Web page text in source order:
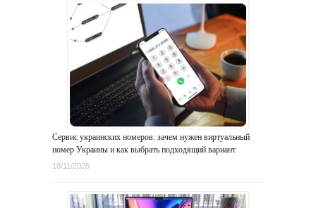
Сервис украинских номеров: зачем нужен виртуальный
номер Украины и как выбрать подходящий вариант
18/11/2025